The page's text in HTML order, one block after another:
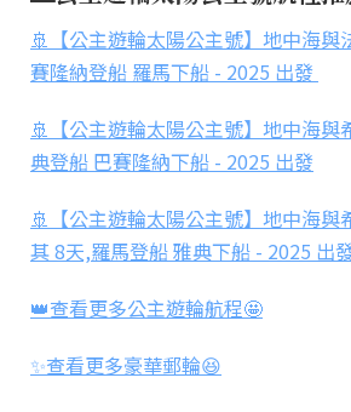
🚢【公主遊輪太陽公主號】地中海與
賽隆納登船 羅馬下船 - 2025 出發
🚢【公主遊輪太陽公主號】地中海與
典登船 巴賽隆納下船 - 2025 出發
🚢【公主遊輪太陽公主號】地中海與
其 8天,羅馬登船 雅典下船 - 2025 出
👑查看更多公主遊輪航程🤩
✨查看更多豪華郵輪😆